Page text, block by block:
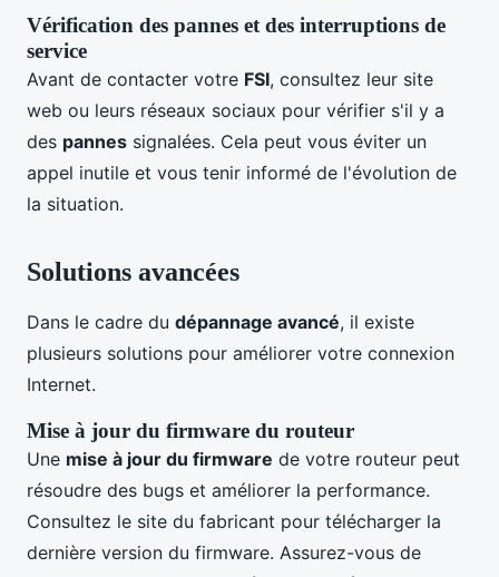
Vérification des pannes et des interruptions de
service
Avant de contacter votre FSI, consultez leur site
web ou leurs réseaux sociaux pour vérifier s'il y a
des pannes signalées. Cela peut vous éviter un
appel inutile et vous tenir informé de l'évolution de
la situation.
Solutions avancées
Dans le cadre du dépannage avancé, il existe
plusieurs solutions pour améliorer votre connexion
Internet.
Mise à jour du firmware du routeur
Une mise à jour du firmware de votre routeur peut
résoudre des bugs et améliorer la performance.
Consultez le site du fabricant pour télécharger la
dernière version du firmware. Assurez-vous de